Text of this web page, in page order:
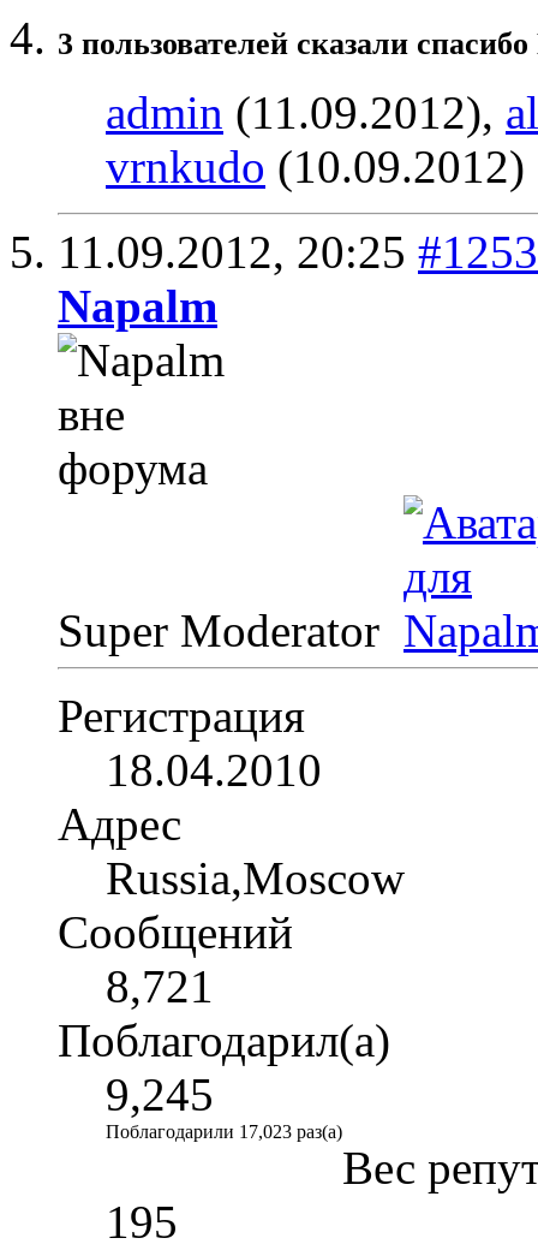
3 пользователей сказали
admin (11.09.2012),
vrnkudo (10.09.2012)
11.09.2012, 20:25 #1253
Napalm
Super Moderator
Регистрация
18.04.2010
Адрес
Russia,Moscow
Сообщений
8,721
Поблагодарил(а)
9,245
Поблагодарили 17,023 раз(а)
Вес
195